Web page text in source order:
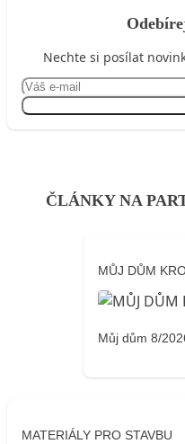
Nechte si posílat
ČLÁNKY NA
MŮJ DŮM
Můj dům 8/
MATERIÁLY PRO STAVBU